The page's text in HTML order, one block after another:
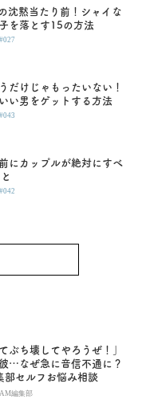
沈黙当たり前！シャイな
を落とす15の方法
#027
だけじゃもったいない！
い男をゲットする方法
#043
にカップルが絶対にすべ
#042
ぶち壊してやろうぜ！」
…なぜ急に音信不通に？
部セルフお悩み相談
AM編集部